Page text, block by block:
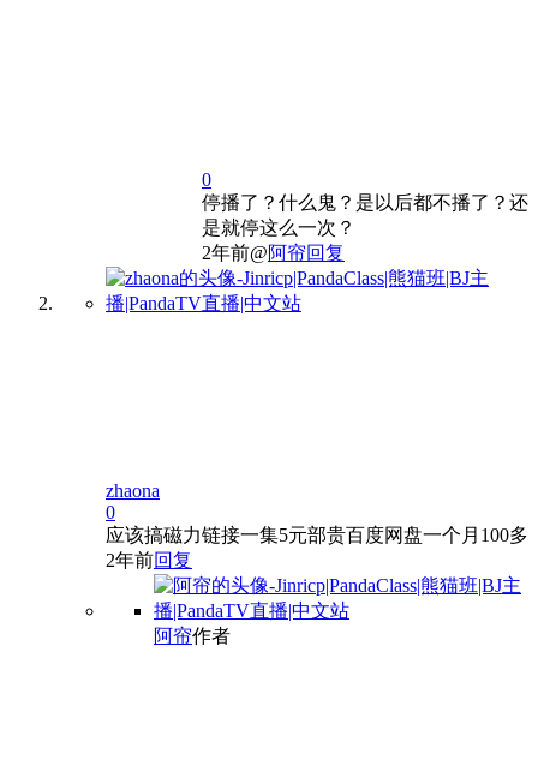
0
停播了？什么鬼？是以后都不播了？还
是就停这么一次？
2年前@阿帘回复
zhaona
0
应该搞磁力链接一集5元部贵百度网盘一个月100多
2年前回复
阿帘作者